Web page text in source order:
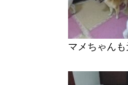
マメちゃん